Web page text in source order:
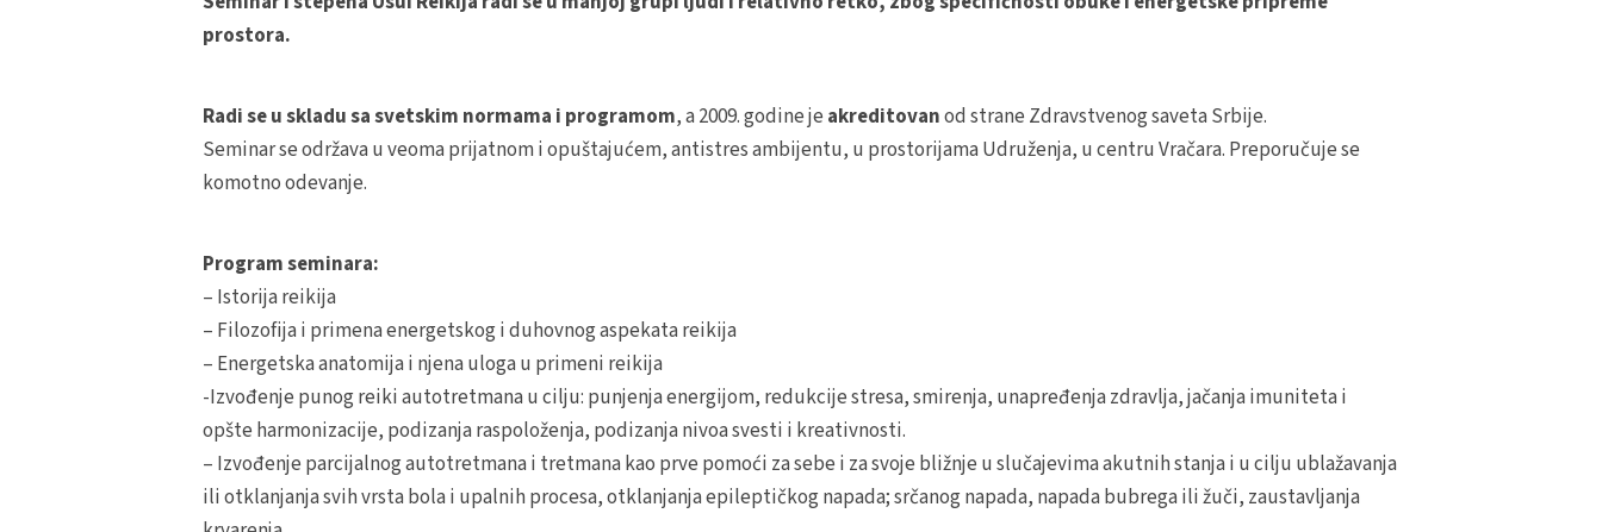
prostora.
Radi se u skladu sa svetskim normama i programom, a 2009. godine je akreditovanod strane Zdravstvenog saveta Srbije.
Seminar se održava u veoma prijatnom i opuštajućem, antistres ambijentu, u prostorijama Udruženja, u centru Vračara. Preporučuje se
komotno odevanje.
Program seminara:
– Istorija reikija
– Filozofija i primena energetskog i duhovnog aspekata reikija
– Energetska anatomija i njena uloga u primeni reikija
-Izvođenje punog reiki autotretmana u cilju: punjenja energijom, redukcije stresa, smirenja, unapređenja zdravlja, jačanja imuniteta i
opšte harmonizacije, podizanja raspoloženja, podizanja nivoa svesti i kreativnosti.
– Izvođenje parcijalnog autotretmana i tretmana kao prve pomoći za sebe i za svoje bližnje u slučajevima akutnih stanja i u cilju ublažavanja
ili otklanjanja svih vrsta bola i upalnih procesa, otklanjanja epileptičkog napada; srčanog napada, napada bubrega ili žuči, zaustavljanja